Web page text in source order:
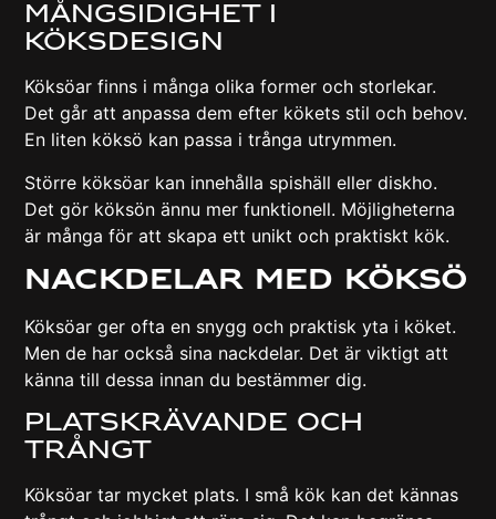
Mångsidighet i
köksdesign
Köksöar finns i många olika former och storlekar.
Det går att anpassa dem efter kökets stil och behov.
En liten köksö kan passa i trånga utrymmen.
Större köksöar kan innehålla spishäll eller diskho.
Det gör köksön ännu mer funktionell. Möjligheterna
är många för att skapa ett unikt och praktiskt kök.
Nackdelar med köksö
Köksöar ger ofta en snygg och praktisk yta i köket.
Men de har också sina nackdelar. Det är viktigt att
känna till dessa innan du bestämmer dig.
Platskrävande och
trångt
Köksöar tar mycket plats. I små kök kan det kännas